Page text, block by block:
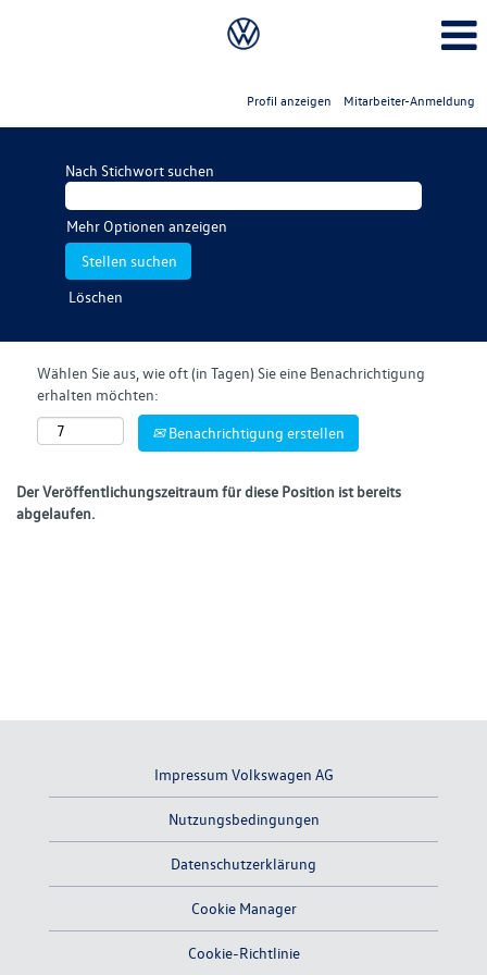
Profil anzeigen Mitarbeiter-Anmeldung
Nach Stichwort suchen
Mehr Optionen anzeigen
Löschen
Wählen Sie aus, wie oft (in Tagen) Sie eine Benachrichtigung
erhalten möchten:
Benachrichtigung erstellen
Der Veröffentlichungszeitraum für diese Position ist bereits
abgelaufen.
Impressum Volkswagen AG
Nutzungsbedingungen
Datenschutzerklärung
Cookie Manager
Cookie-Richtlinie